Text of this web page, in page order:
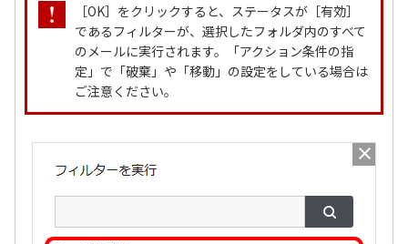
［OK］をクリックすると、ステータスが［有効］
であるフィルターが、選択したフォルダ内のすべて
のメールに実行されます。「アクション条件の指
定」で「破棄」や「移動」の設定をしている場合は
ご注意ください。